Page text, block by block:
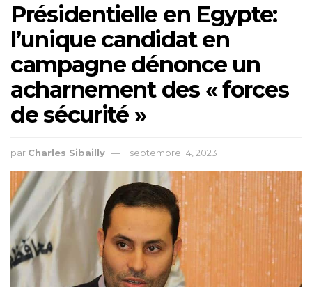
Présidentielle en Egypte:
l’unique candidat en
campagne dénonce un
acharnement des « forces
de sécurité »
par Charles Sibailly septembre 14, 2023